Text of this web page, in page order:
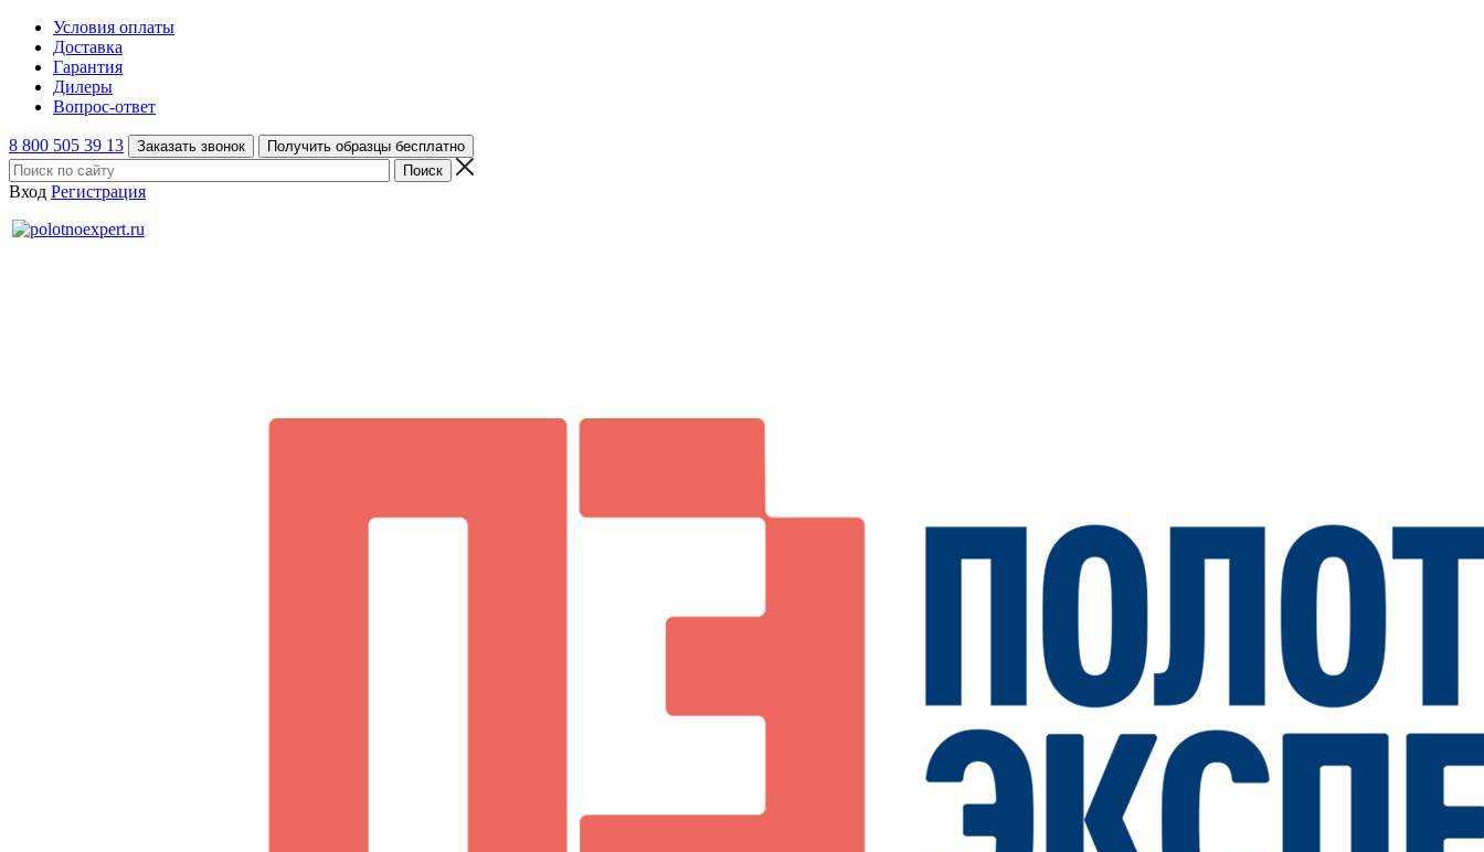
Условия оплаты
Доставка
Гарантия
Дилеры
Вопрос-ответ
8 800 505 39 13 Заказать звонок Получить образцы бесплатно
Вход Регистрация